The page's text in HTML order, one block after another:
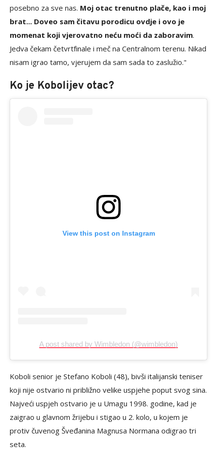
posebno za sve nas. Moj otac trenutno plače, kao i moj
brat... Doveo sam čitavu porodicu ovdje i ovo je
momenat koji vjerovatno neću moći da zaboravim.
Jedva čekam četvrtfinale i meč na Centralnom terenu. Nikad
nisam igrao tamo, vjerujem da sam sada to zaslužio."
Ko je Kobolijev otac?
View this post on Instagram
A post shared by Wimbledon (@wimbledon)
Koboli senior je Stefano Koboli (48), bivši italijanski teniser
koji nije ostvario ni približno velike uspjehe poput svog sina.
Najveći uspjeh ostvario je u Umagu 1998. godine, kad je
zaigrao u glavnom žrijebu i stigao u 2. kolo, u kojem je
protiv čuvenog Šveđanina Magnusa Normana odigrao tri
seta.